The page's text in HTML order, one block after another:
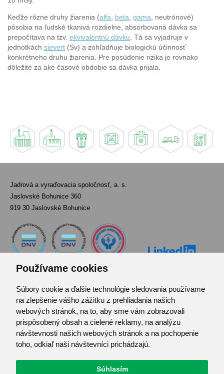
Používame cookies
Súbory cookie a ďalšie technológie sledovania používame
na zlepšenie vášho zážitku z prehliadania našich
webových stránok, na to, aby sme vám zobrazovali
prispôsobený obsah a cielené reklamy, na analýzu
návštevnosti našich webových stránok a na pochopenie
toho, odkiaľ naši návštevníci prichádzajú.
Súhlasím
Keďže rôzne druhy žiarenia (alfa beta gama , neutrónové)
pôsobia na ľudské tkanivá rozdielne, absorbovaná dávka sa
prepočítava na tzv. ekvivalentnú dávku . Tá sa vyjadruje v
jednotkách sievert (Sv) a zohľadňuje biologickú účinnosť
konkrétneho druhu žiarenia. Pre posúdenie rizika je rovnako
dôležité za aké časové obdobie sa dávka prijala.
Jadrová a vyraďovacia spoločnosť, a. s.
Jaslovské Bohunice 360
919 30 Jaslovské Bohunice
Kontakt
Pozvánka do infocentra
Zoznam použitých skratiek
Mapa stránok
RSS
Centrum predvolieb cookies